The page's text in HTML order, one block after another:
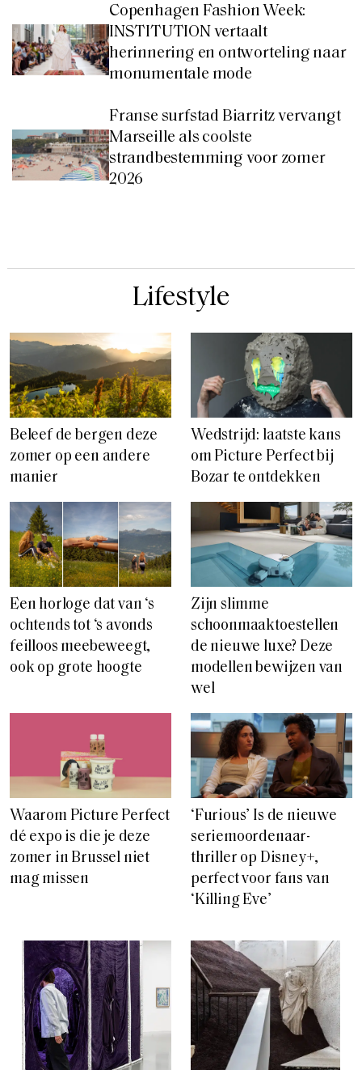
Copenhagen Fashion Week:
INSTITUTION vertaalt
herinnering en ontworteling naar
monumentale mode
Franse surfstad Biarritz vervangt
Marseille als coolste
strandbestemming voor zomer
2026
Lifestyle
Beleef de bergen deze
zomer op een andere
manier
Wedstrijd: laatste kans
om Picture Perfect bij
Bozar te ontdekken
Een horloge dat van ‘s
ochtends tot ‘s avonds
feilloos meebeweegt,
ook op grote hoogte
Zijn slimme
schoonmaaktoestellen
de nieuwe luxe? Deze
modellen bewijzen van
wel
Waarom Picture Perfect
dé expo is die je deze
zomer in Brussel niet
mag missen
‘Furious’ Is de nieuwe
seriemoordenaar-
thriller op Disney+,
perfect voor fans van
‘Killing Eve’